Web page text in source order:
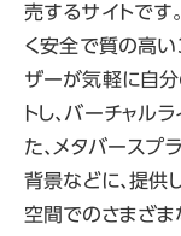
売するサイトです
く安全で質の高い
ザーが気軽に自
トし、バーチャル
た、メタバースプ
背景などに、提供
空間でのさまざま